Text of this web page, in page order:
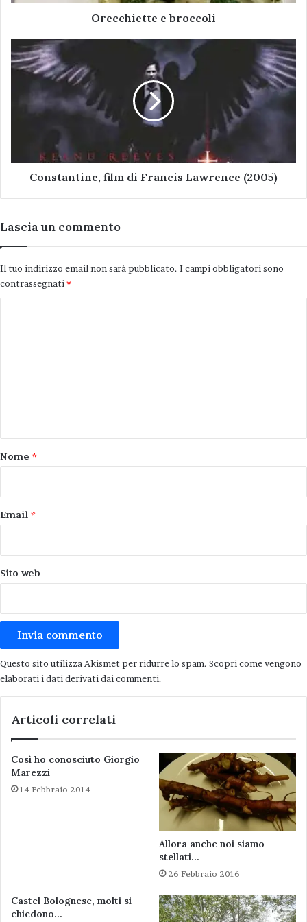
Buona salute a tutti.
Molino Scodellino
Orecchiette e broccoli
Constantine,
film
Constantine, film di Francis Lawrence (2005)
Lascia un commento
Il tuo indirizzo email non sarà pubblicato. I campi obbligatori sono
contrassegnati *
o
Nome *
Email *
Sito web
Questo sito utilizza Akismet per ridurre lo spam. Scopri come vengono
elaborati i dati derivati dai commenti.
Articoli correlati
Così ho conosciuto Giorgio
Marezzi
14 Febbraio 2014
Allora anche noi siamo
stellati…
26 Febbraio 2016
Castel Bolognese, molti si
chiedono…